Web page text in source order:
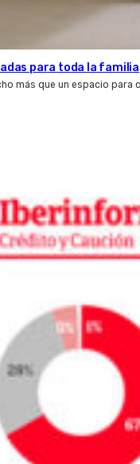
para toda la familia
más que un espacio para